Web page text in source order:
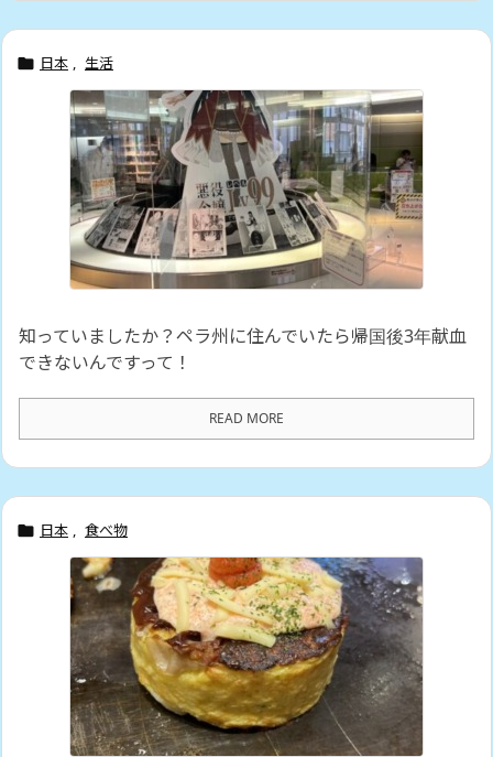
 日本 生活
知っていましたか？ペラ州に住んでいたら帰国後3年献血
できないんですって！
READ MORE
 日本 食べ物